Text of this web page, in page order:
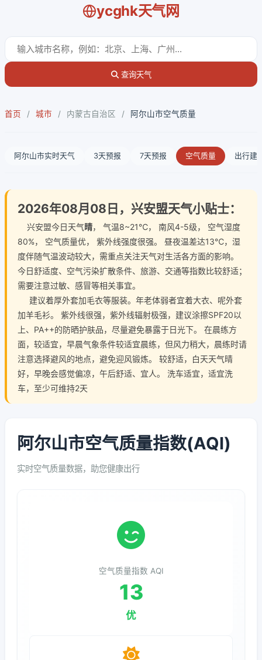
ycghk天气网
查询天气
首页 / 城市 / 内蒙古自治区 / 阿尔山市空气质量
阿尔山市实时天气 3天预报 7天预报 空气质量 出行建
2026年08月08日，兴安盟天气小贴士：
兴安盟今日天气晴， 气温8~21℃， 南风4-5级， 空气湿度
80%， 空气质量优， 紫外线强度很强。 昼夜温差达13℃，湿
度伴随气温波动较大，需重点关注天气对生活各方面的影响。
今日舒适度、空气污染扩散条件、旅游、交通等指数比较舒适；
需要注意过敏、感冒等相关事宜。
建议着厚外套加毛衣等服装。年老体弱者宜着大衣、呢外套
加羊毛衫。 紫外线很强，紫外线辐射极强，建议涂擦SPF20以
上、PA++的防晒护肤品，尽量避免暴露于日光下。 在晨练方
面，较适宜，早晨气象条件较适宜晨练，但风力稍大，晨练时请
注意选择避风的地点，避免迎风锻炼。 较舒适，白天天气晴
好，早晚会感觉偏凉，午后舒适、宜人。 洗车适宜，适宜洗
车，至少可维持2天
阿尔山市空气质量指数(AQI)
实时空气质量数据，助您健康出行
空气质量指数 AQI
13
优